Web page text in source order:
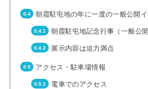
朝霞駐屯地の年に一度の一般公開イ
朝霞駐屯地記念行事（一般公開
展示内容は迫力満点
アクセス・駐車場情報
電車でのアクセス